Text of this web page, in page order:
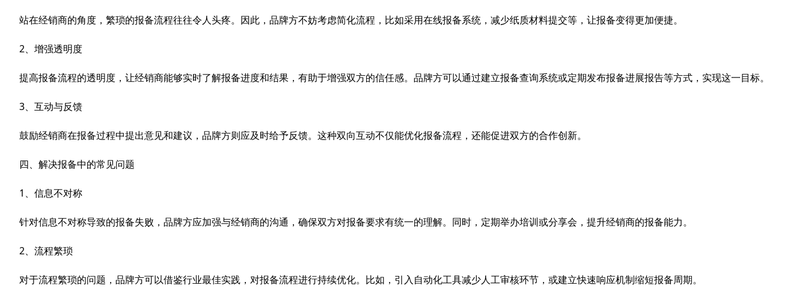
站在经销商的角度，繁琐的报备流程往往令人头疼。因此，品牌方不妨考虑简化流程，比如采用在线报备系统，减少纸质材料提交等，让报备变得更加便捷。
2、增强透明度
提高报备流程的透明度，让经销商能够实时了解报备进度和结果，有助于增强双方的信任感。品牌方可以通过建立报备查询系统或定期发布报备进展报告等方式，实现这一目标。
3、互动与反馈
鼓励经销商在报备过程中提出意见和建议，品牌方则应及时给予反馈。这种双向互动不仅能优化报备流程，还能促进双方的合作创新。
四、解决报备中的常见问题
1、信息不对称
针对信息不对称导致的报备失败，品牌方应加强与经销商的沟通，确保双方对报备要求有统一的理解。同时，定期举办培训或分享会，提升经销商的报备能力。
2、流程繁琐
对于流程繁琐的问题，品牌方可以借鉴行业最佳实践，对报备流程进行持续优化。比如，引入自动化工具减少人工审核环节，或建立快速响应机制缩短报备周期。